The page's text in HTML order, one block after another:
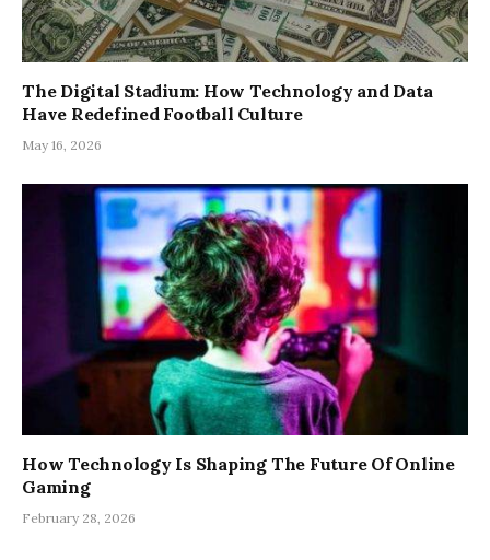
The Digital Stadium: How Technology and Data
Have Redefined Football Culture
May 16, 2026
How Technology Is Shaping The Future Of Online
Gaming
February 28, 2026